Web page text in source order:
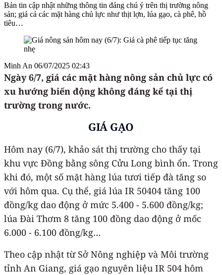
Bản tin cập nhật những thông tin đáng chú ý trên thị trường nông
sản; giá cả các mặt hàng chủ lực như thịt lợn, lúa gạo, cà phê, hồ
tiêu…
Minh An 06/07/2025 02:43
Ngày 6/7, giá các mặt hàng nông sản chủ lực có
xu hướng biến động không đáng kể tại thị
trường trong nước.
GIÁ GẠO
Hôm nay (6/7), khảo sát thị trường cho thấy tại
khu vực Đồng bằng sông Cửu Long bình ổn. Trong
khi đó, một số mặt hàng lúa tươi tiếp đà tăng so
với hôm qua. Cụ thể, giá lúa IR 50404 tăng 100
đồng/kg dao động ở mức 5.400 - 5.600 đồng/kg;
lúa Đài Thơm 8 tăng 100 đồng dao động ở mốc
6.000 - 6.100 đồng/kg…
Theo cập nhật từ Sở Nông nghiệp và Môi trường
tỉnh An Giang, giá gạo nguyên liệu IR 504 hôm